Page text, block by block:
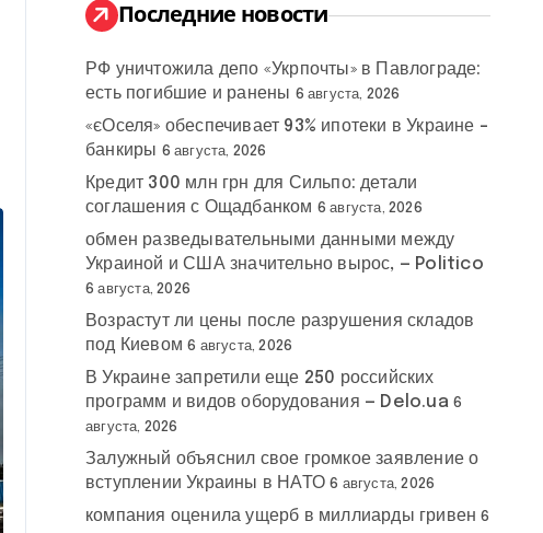
:
Последние новости
РФ уничтожила депо «Укрпочты» в Павлограде:
есть погибшие и ранены 6 августа, 2026
«єОселя» обеспечивает 93% ипотеки в Украине –
банкиры 6 августа, 2026
Кредит 300 млн грн для Сильпо: детали
соглашения с Ощадбанком 6 августа, 2026
обмен разведывательными данными между
Украиной и США значительно вырос, — Politico
6 августа, 2026
Возрастут ли цены после разрушения складов
под Киевом 6 августа, 2026
В Украине запретили еще 250 российских
программ и видов оборудования — Delo.ua 6
августа, 2026
Залужный объяснил свое громкое заявление о
вступлении Украины в НАТО 6 августа, 2026
компания оценила ущерб в миллиарды гривен 6